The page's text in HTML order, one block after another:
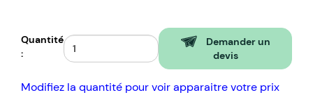
Quantité
:
Demander un
devis
Modifiez la quantité pour voir apparaitre votre prix